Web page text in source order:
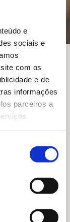
e
sociais e
com os
e de
informações
parceiros a
e
um
a